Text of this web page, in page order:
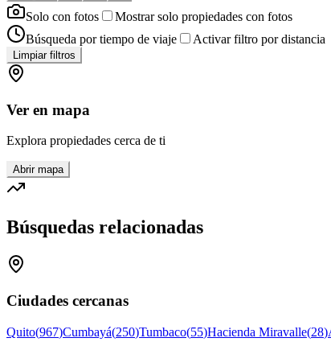
Solo con fotos
Mostrar solo propiedades con fotos
Búsqueda por tiempo de viaje
Activar filtro por distancia
Limpiar filtros
Ver en mapa
Explora propiedades cerca de ti
Abrir mapa
Búsquedas relacionadas
Ciudades cercanas
Quito(967)Cumbayá(250)Tumbaco(55)Hacienda Miravalle(28)